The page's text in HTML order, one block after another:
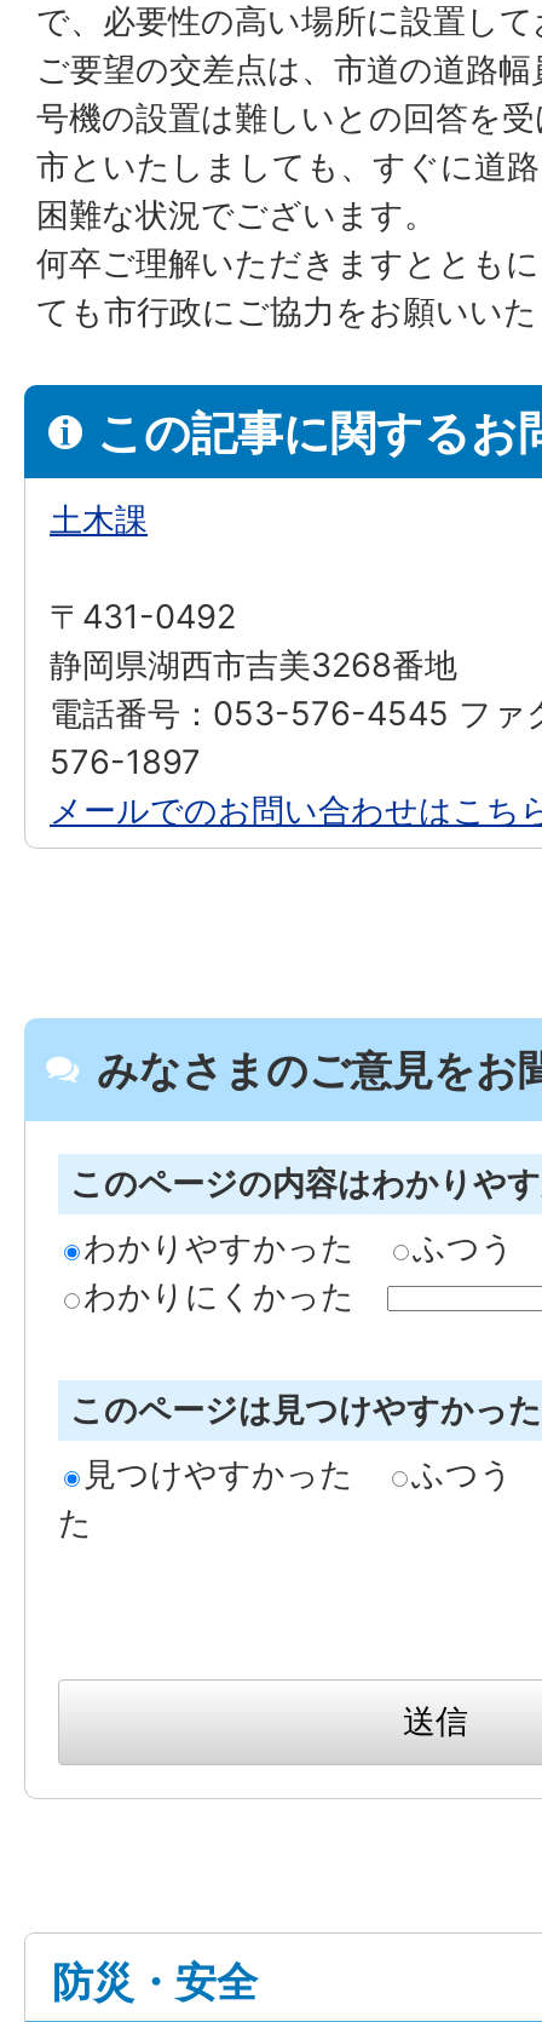
で、必要性の高い場所に設置し
ご要望の交差点は、市道の道路
号機の設置は難しいとの回答を
市といたしましても、すぐに道
困難な状況でございます。
何卒ご理解いただきますととも
ても市行政にご協力をお願いい
この記事に関するお
土木課
〒431-0492
静岡県湖西市吉美3268番地
電話番号：053-576-4545 ファ
576-1897
メールでのお問い合わせはこち
みなさまのご意見をお
このページの内容はわかりや
わかりやすかった
ふつう
わかりにくかった
このページは見つけやすかっ
見つけやすかった
ふつう
た
防災・安全